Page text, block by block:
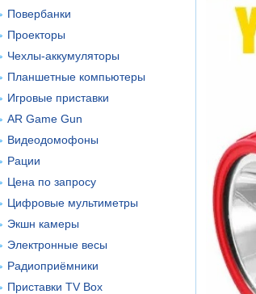
Повербанки
Проекторы
Чехлы-аккумуляторы
Планшетные компьютеры
Игровые приставки
AR Game Gun
Видеодомофоны
Рации
Цена по запросу
Цифровые мультиметры
Экшн камеры
Электронные весы
Радиоприёмники
Приставки TV Box